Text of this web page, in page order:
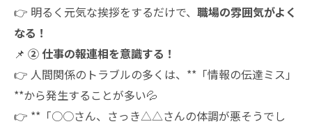
👉 明るく元気な挨拶をするだけで、 職場の雰囲気がよく
なる！
📌 ② 仕事の報連相を意識する！
👉 人間関係のトラブルの多くは、**「情報の伝達ミス」
**から発生することが多い💦
👉 **「○○さん、さっき△△さんの体調が悪そうでし